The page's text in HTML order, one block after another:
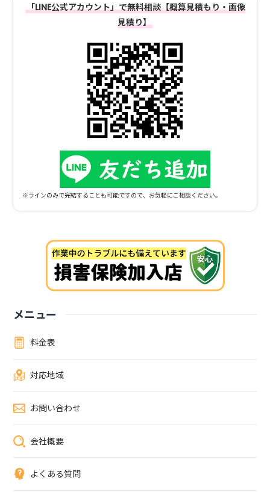
つくレベル3：ねぐら鳩待機場所よりも安心できる場所と認識される
室外機の裏など、ねぐらとして安全な場所と認知昼間だけではなく夕
し完全に定住・繁殖を始める縄張り意識と帰巣本能が強いため、撤去
しても何度も同じ場所に巣を作る騒音大量のフン項目名ここに説明文
を入力)★ -->レベル1から始まり、安心できる場所かどうか慎重に確
認しつつ、次の段階へと進んでいきます。レベル1の段階で「ここは
安心できない！」とハトに思わせることができれば、それ以上の被害
は食い止められるため、早めの対処が肝心です。ハトのフンによる被
害ハトは他の鳥類と比較してフンの量が多い鳥です。その量は一日で
約30ｇ！そのため、ハトに居つかれるとあっという間にフンが溜ま
っていきます。ハトのフンによる被害は広範囲に及び、大きく分けて
5つになります。被害その?：悪臭湿っても乾いても悪臭を放ちます。
夏場などは特にひどくなるため、窓を開けることが困難になります。
被害その?：アレルギーや感染症ハトのフンには様々な細菌やウィル
意が必要です。また、細菌やウィルス以外以外の物質や細かい羽毛な
どが原因でアレルギー性喘息を引き起こす危険性もあります。被害そ
の?：寄生虫ノミやダニなどの寄生虫が家の中に入ってしまうと、刺
されてかゆくなったりアレルギー発症の原因になります。被害そ
の害虫が集まってきます。被害その?：金属類の腐食ハトのフンは強
しまいます。ハトは3方向囲まれている場所を安全と認識しやすく、
特に室外機の裏側は大好きなエリア。フンが溜まりやすい場所でもあ
は厚木市長の許可が必要です。（参考：厚木市HP）巣の中のヒナは
つか、許可申請の手続きをする必要があります。捕獲ではなく、卵・
ヒナのない巣の撤去や、ハトの侵入等を防除することは許可がなくて
れば、またすぐに戻ってきてしまうためイタチごっこになってしまう
のある場所を安全と認識します。フンを見つけたら早めに掃除をする
ことで居つくことを防げます。忌避剤を置くハトの嫌がる刺激を与
「LINE公式アカウント」で無料相談【概算見積もり・画像
見積り】
※ラインのみで完結することも可能ですので、お気軽にご相談ください。
メニュー
料金表
対応地域
お問い合わせ
会社概要
よくある質問